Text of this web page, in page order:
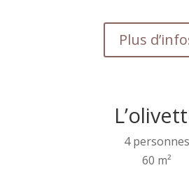
Plus
4 personnes
60 m²